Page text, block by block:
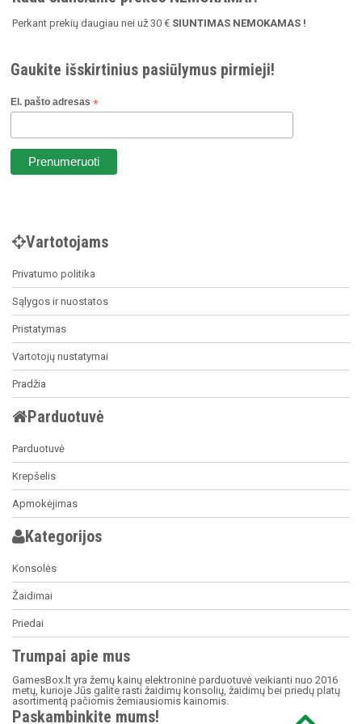
Perkant prekių daugiau nei už 30 € SIUNTIMAS NEMOKAMAS !
Gaukite išskirtinius pasiūlymus pirmieji!
El. pašto adresas*
Vartotojams
Privatumo politika
Sąlygos ir nuostatos
Pristatymas
Vartotojų nustatymai
Pradžia
Parduotuvė
Parduotuvė
Krepšelis
Apmokėjimas
Kategorijos
Konsolės
Žaidimai
Priedai
Trumpai apie mus
GamesBox.lt yra žemų kainų elektroninė parduotuvė veikianti nuo 2016
metų, kurioje Jūs galite rasti žaidimų konsolių, žaidimų bei priedų platų
asortimentą pačiomis žemiausiomis kainomis.
Paskambinkite mums!